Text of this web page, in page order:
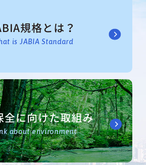
規格とは？
is JABIA Standard
全に向けた取組み
about environment